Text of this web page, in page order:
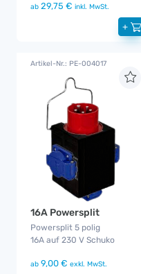
ab 29,75 € inkl. MwSt.
+
Artikel-Nr.: PE-004017
16A Powersplit
Powersplit 5 polig
16A auf 230 V Schuko
ab 9,00 € exkl. MwSt.